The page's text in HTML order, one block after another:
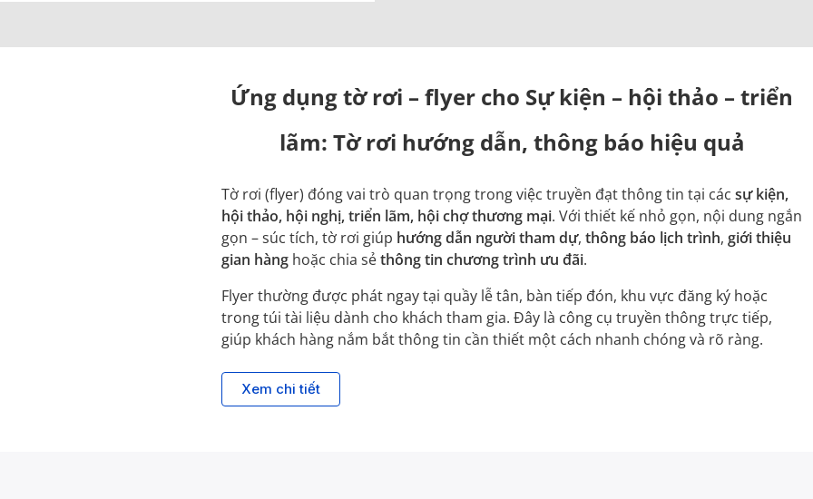
Ứng dụng tờ rơi – flyer cho Sự kiện – hội thảo – triển
lãm: Tờ rơi hướng dẫn, thông báo hiệu quả
Tờ rơi (flyer) đóng vai trò quan trọng trong việc truyền đạt thông tin tại các sự kiện,
hội thảo, hội nghị, triển lãm, hội chợ thương mại. Với thiết kế nhỏ gọn, nội dung ngắn
gọn – súc tích, tờ rơi giúp hướng dẫn người tham dự, thông báo lịch trình, giới thiệu
gian hàng hoặc chia sẻthông tin chương trình ưu đãi.
Flyer thường được phát ngay tại quầy lễ tân, bàn tiếp đón, khu vực đăng ký hoặc
trong túi tài liệu dành cho khách tham gia. Đây là công cụ truyền thông trực tiếp,
giúp khách hàng nắm bắt thông tin cần thiết một cách nhanh chóng và rõ ràng.
Xem chi tiết